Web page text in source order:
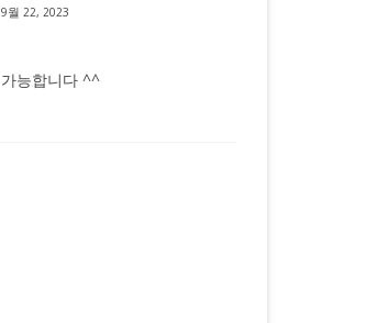
9월 22, 2023
가능합니다 ^^